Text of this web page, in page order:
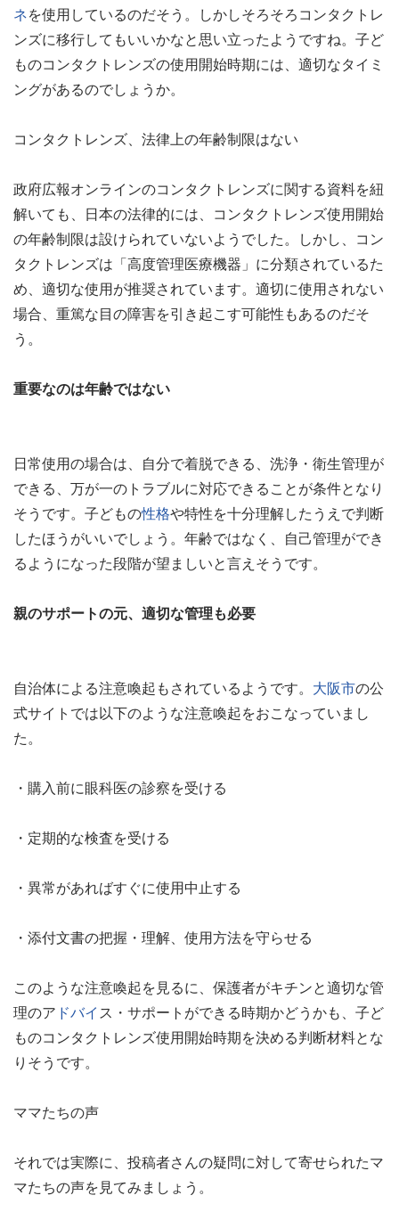
ネを使用しているのだそう。しかしそろそろコンタクトレ
ンズに移行してもいいかなと思い立ったようですね。子ど
ものコンタクトレンズの使用開始時期には、適切なタイミ
ングがあるのでしょうか。
コンタクトレンズ、法律上の年齢制限はない
政府広報オンラインのコンタクトレンズに関する資料を紐
解いても、日本の法律的には、コンタクトレンズ使用開始
の年齢制限は設けられていないようでした。しかし、コン
タクトレンズは「高度管理医療機器」に分類されているた
め、適切な使用が推奨されています。適切に使用されない
場合、重篤な目の障害を引き起こす可能性もあるのだそ
う。
重要なのは年齢ではない
日常使用の場合は、自分で着脱できる、洗浄・衛生管理が
できる、万が一のトラブルに対応できることが条件となり
そうです。子どもの性格や特性を十分理解したうえで判断
したほうがいいでしょう。年齢ではなく、自己管理ができ
るようになった段階が望ましいと言えそうです。
親のサポートの元、適切な管理も必要
自治体による注意喚起もされているようです。 大阪市の公
式サイトでは以下のような注意喚起をおこなっていまし
た。
・購入前に眼科医の診察を受ける
・定期的な検査を受ける
・異常があればすぐに使用中止する
・添付文書の把握・理解、使用方法を守らせる
このような注意喚起を見るに、保護者がキチンと適切な管
理のア ドバイス・サポートができる時期かどうかも、子ど
ものコンタクトレンズ使用開始時期を決める判断材料とな
りそうです。
ママたちの声
それでは実際に、投稿者さんの疑問に対して寄せられたマ
マたちの声を見てみましょう。